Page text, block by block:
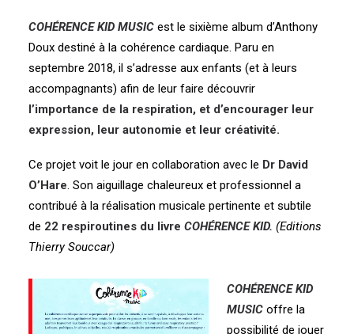
COHÉRENCE KID MUSIC est le sixième album d’Anthony
Doux destiné à la cohérence cardiaque. Paru en
septembre 2018, il s’adresse aux enfants (et à leurs
accompagnants) afin de leur faire découvrir
l’importance de la respiration, et d’encourager leur
expression, leur autonomie et leur créativité.
Ce projet voit le jour en collaboration avec le Dr David
O’Hare. Son aiguillage chaleureux et professionnel a
contribué à la réalisation musicale pertinente et subtile
de 22 respiroutines du livre COHÉRENCE KID. (Editions
Thierry Souccar)
COHÉRENCE KID
MUSIC offre la
possibilité de jouer